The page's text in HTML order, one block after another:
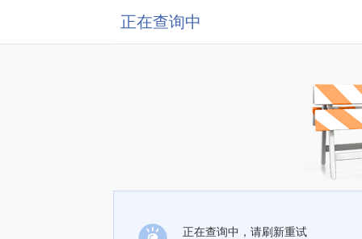
正在查询中
正在查询中，请刷新重试